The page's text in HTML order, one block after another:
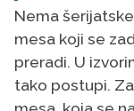
Nema
mesa koji se
preradi. U
tako postupi.